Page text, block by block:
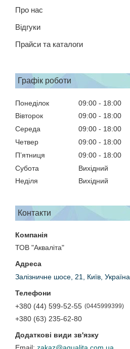
Про нас
Відгуки
Прайси та каталоги
Графік роботи
Понеділок 09:00
18:00
Вівторок
09:00
18:00
Середа
09:00
18:00
Четвер
09:00
18:00
Пʼятниця
09:00
18:00
Субота
Вихідний
Неділя
Вихідний
Контакти
ТОВ "Акваліта"
Залізничне шосе, 21, Київ, Україна
+380 (44) 599-52-55 0445999399
+380 (63) 235-62-80